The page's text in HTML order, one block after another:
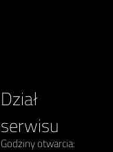
Dział
serwisu
Godziny otwarcia: